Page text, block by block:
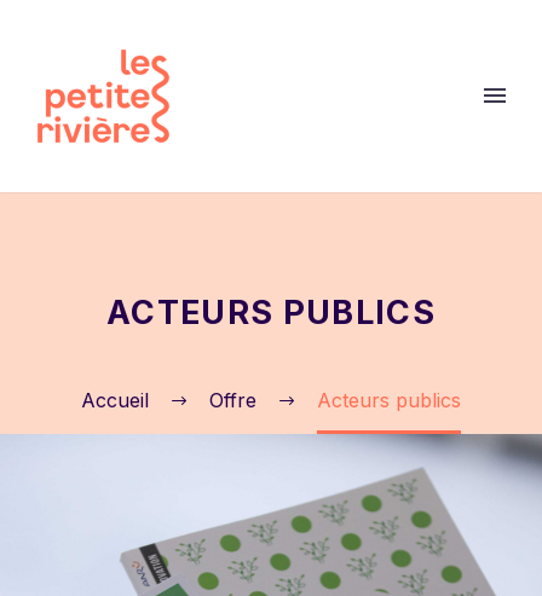
ACTEURS PUBLICS
Accueil Offre Acteurs publics